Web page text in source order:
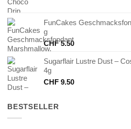
FunCakes
g
CHF5.50
Sugarflair Lustre Dust –
4g
CHF 9.50
BESTSELLER